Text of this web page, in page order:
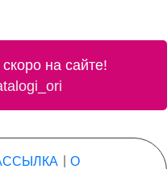
на сайте!
О